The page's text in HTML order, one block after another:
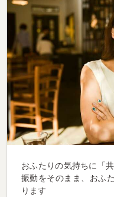
おふたりの気持ちに「
振動をそのまま、おふ
ります